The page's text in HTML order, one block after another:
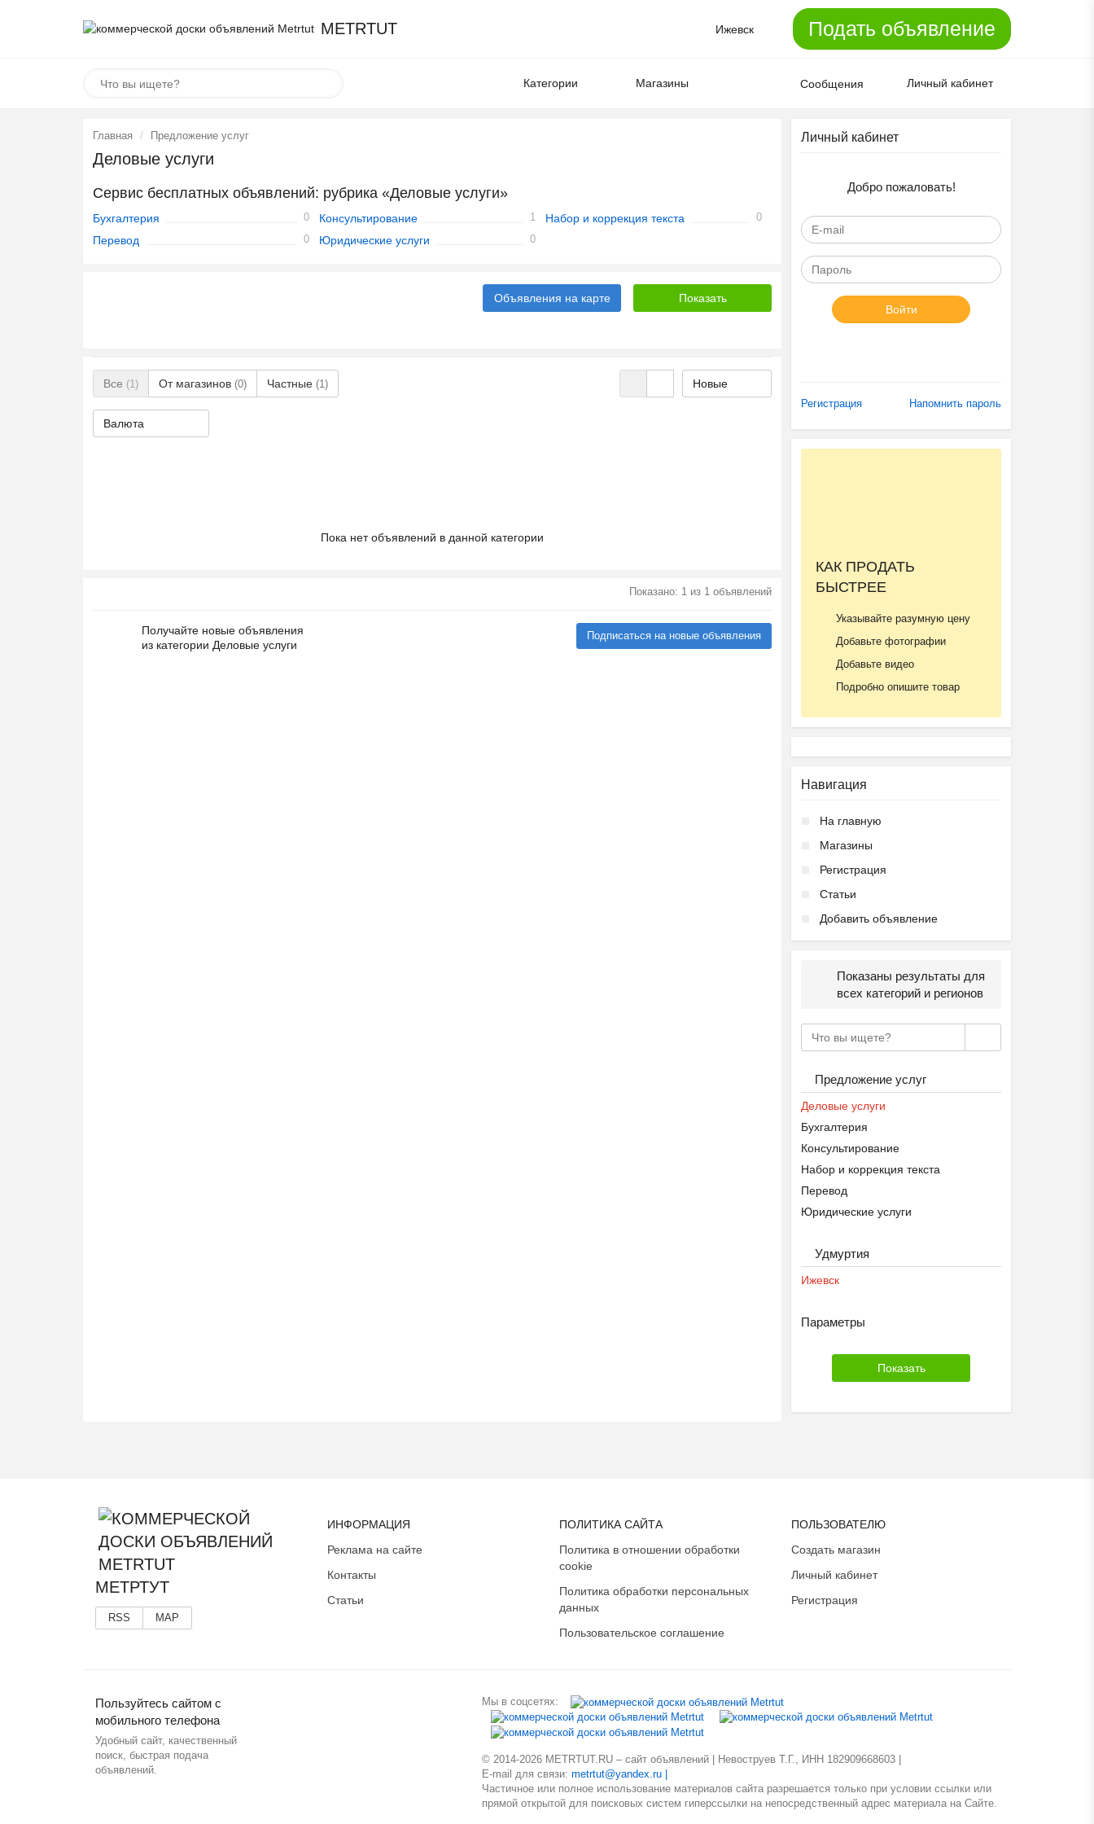
METRTUT Ижевск Подать объявление
Категории Магазины Сообщения Личный кабинет
Главная Предложение услуг
Деловые услуги
Сервис бесплатных объявлений: рубрика «Деловые услуги»
Бухгалтерия 0 Консультирование 1 Набор и коррекция текста 0
Перевод 0 Юридические услуги 0
Объявления на карте
Все (1) От магазинов (0) Частные (1)
Валюта
Пока нет объявлений в данной категории
Показано: 1 из 1 объявлений
Получайте новые объявления
из категории Деловые услуги
Подписаться на новые объявления
Личный кабинет
Добро пожаловать!
Войти
Регистрация Напомнить пароль
КАК ПРОДАТЬ
БЫСТРЕЕ
Указывайте разумную цену
Добавьте фотографии
Добавьте видео
Подробно опишите товар
Навигация
На главную
Магазины
Регистрация
Статьи
Добавить объявление
Показаны результаты для
всех категорий и регионов
Предложение услуг
Деловые услуги
Бухгалтерия
Консультирование
Набор и коррекция текста
Перевод
Юридические услуги
Удмуртия
Ижевск
Параметры
МЕТРТУТ
RSS MAP
ИНФОРМАЦИЯ
Реклама на сайте
Контакты
Статьи
ПОЛИТИКА САЙТА
Политика в отношении обработки
cookie
Политика обработки персональных
данных
Пользовательское соглашение
ПОЛЬЗОВАТЕЛЮ
Создать магазин
Личный кабинет
Регистрация
Пользуйтесь сайтом с
мобильного телефона
Удобный сайт, качественный
поиск, быстрая подача
объявлений.
Мы в соцсетях:
© 2014-2026 METRTUT.RU – сайт объявлений | Невоструев Т.Г., ИНН 182909668603 |
E-mail для связи: metrtut@yandex.ru |
Частичное или полное использование материалов сайта разрешается только при условии ссылки или
прямой открытой для поисковых систем гиперссылки на непосредственный адрес материала на Сайте.